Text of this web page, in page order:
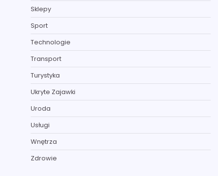
Sklepy
Sport
Technologie
Transport
Turystyka
Ukryte Zajawki
Uroda
Usługi
Wnętrza
Zdrowie